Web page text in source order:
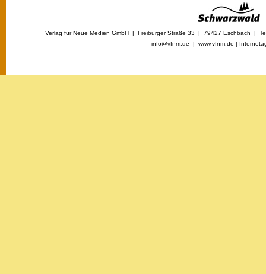
Verlag für Neue Medien GmbH | Freiburger Straße 33 | 79427 Eschbach |
info@vfnm.de | www.vfnm.de |